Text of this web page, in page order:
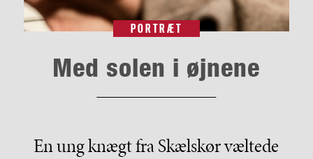
PORTRÆT
Med solen i øjnene
En ung knægt fra Skælskør væltede